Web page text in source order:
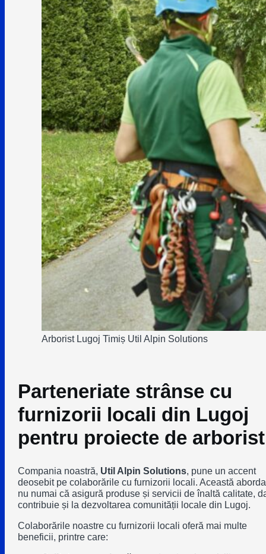
Arborist Lugoj Timiș Util Alpin Solutions
Parteneriate strânse cu
furnizorii locali din Lugoj
pentru proiecte de arborist
Compania noastră, Util Alpin Solutions, pune un accent
deosebit pe colaborările cu furnizorii locali. Această
nu numai că asigură produse și servicii de înaltă calitate,
contribuie și la dezvoltarea comunității locale din Lugoj.
Colaborările noastre cu furnizorii locali oferă mai multe
beneficii, printre care: